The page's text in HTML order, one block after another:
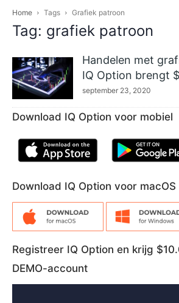
Home Tags Grafiek patroon
Tag: grafiek patroon
Handelen met
IQ Option brengt
september 23, 2020
Download IQ Option voor mobiel
Download IQ Option voor
Registreer IQ Option en krijg
DEMO-account